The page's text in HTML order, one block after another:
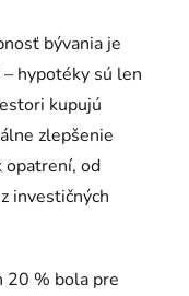
bývania je
hypotéky sú len
kupujú
zlepšenie
opatrení, od
investičných
20 % bola pre